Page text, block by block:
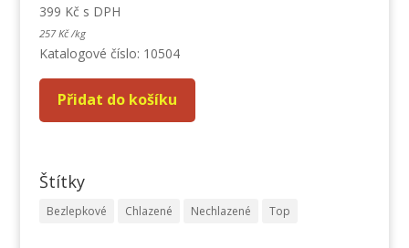
399 Kč s DPH
257Kč /kg
Katalogové číslo: 10504
Přidat do košíku
Štítky
Bezlepkové Chlazené Nechlazené Top